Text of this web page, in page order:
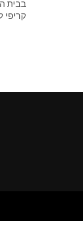
בבית
קריפי